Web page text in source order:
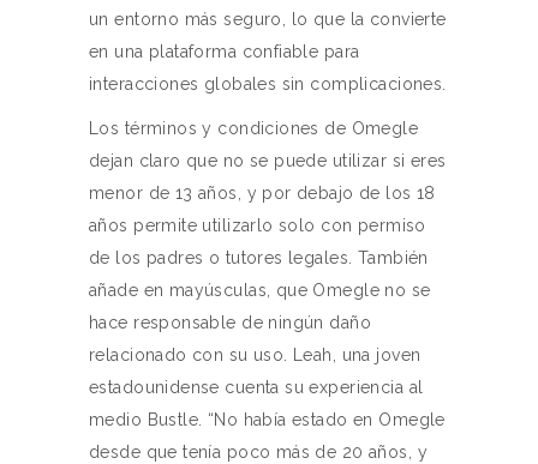
un entorno más seguro, lo que la convierte
en una plataforma confiable para
interacciones globales sin complicaciones.
Los términos y condiciones de Omegle
dejan claro que no se puede utilizar si eres
menor de 13 años, y por debajo de los 18
años permite utilizarlo solo con permiso
de los padres o tutores legales. También
añade en mayúsculas, que Omegle no se
hace responsable de ningún daño
relacionado con su uso. Leah, una joven
estadounidense cuenta su experiencia al
medio Bustle. “No había estado en Omegle
desde que tenía poco más de 20 años, y